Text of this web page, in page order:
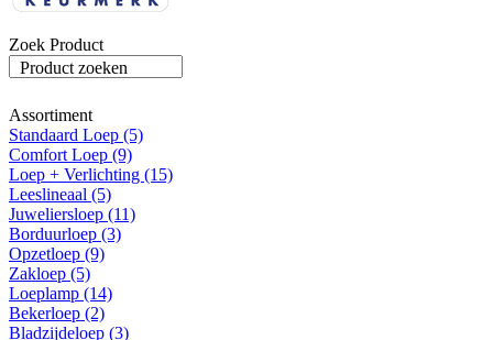
Zoek Product
Product zoeken
Assortiment
Standaard Loep (5)
Comfort Loep (9)
Loep + Verlichting (15)
Leeslineaal (5)
Juweliersloep (11)
Borduurloep (3)
Opzetloep (9)
Zakloep (5)
Loeplamp (14)
Bekerloep (2)
Bladzijdeloep (3)